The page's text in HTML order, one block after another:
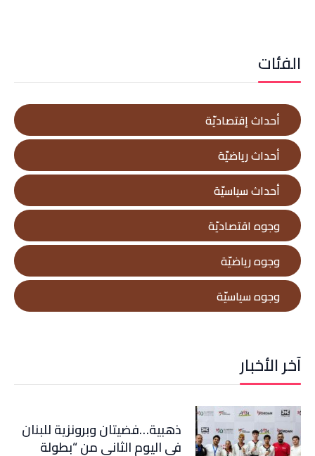
الفئات
أحداث إقتصاديّة
أحداث رياضيّة
أحداث سياسيّة
وجوه اقتصاديّة
وجوه رياضيّة
وجوه سياسيّة
آخر الأخبار
ذهبية…فضيتان وبرونزية للبنان
في اليوم الثاني من “بطولة